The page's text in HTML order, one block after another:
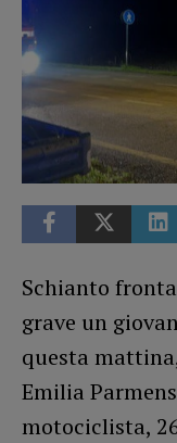
Schianto
grave un
questa
Emilia
motociclista,